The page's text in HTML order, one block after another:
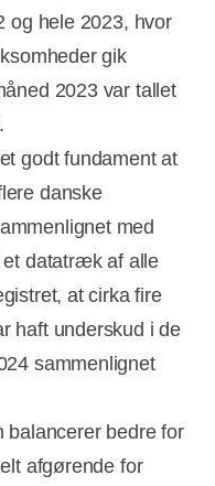
og hele 2023, hvor
gik
2023 var tallet
godt fundament at
danske
med
et datatræk af alle
at cirka fire
haft underskud i de
sammenlignet
balancerer bedre for
afgørende for